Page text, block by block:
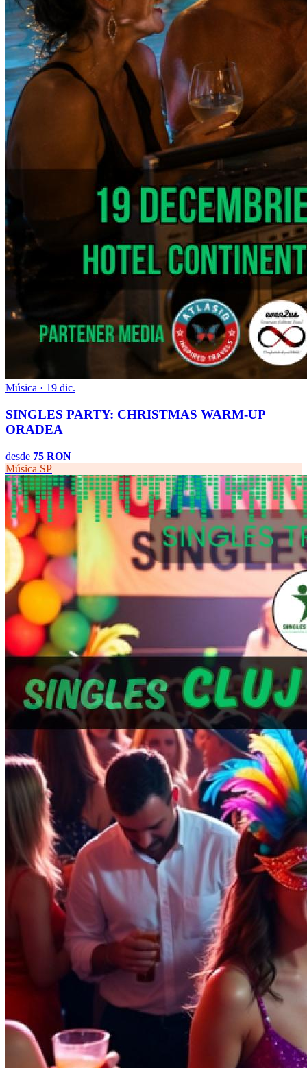
Música · 19 dic.
SINGLES PARTY: CHRISTMAS WARM-UP
ORADEA
desde 75 RON
Música SP